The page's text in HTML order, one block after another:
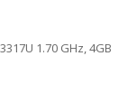
1.70 GHz, 4GB